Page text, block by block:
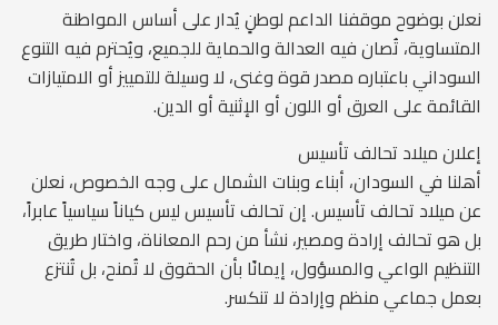
نعلن بوضوح موقفنا الداعم لوطنٍ يُدار على أساس المواطنة
المتساوية، تُصان فيه العدالة والحماية للجميع، ويُحترم فيه التنوع
السوداني باعتباره مصدر قوة وغنى، لا وسيلة للتمييز أو الامتيازات
القائمة على العرق أو اللون أو الإثنية أو الدين.
إعلان ميلاد تحالف تأسيس
أهلنا في السودان، أبناء وبنات الشمال على وجه الخصوص، نعلن
عن ميلاد تحالف تأسيس. إن تحالف تأسيس ليس كياناً سياسياً عابراً،
بل هو تحالف إرادة ومصير، نشأ من رحم المعاناة، واختار طريق
التنظيم الواعي والمسؤول، إيمانًا بأن الحقوق لا تُمنح، بل تُنتزع
بعمل جماعي منظم وإرادة لا تنكسر.